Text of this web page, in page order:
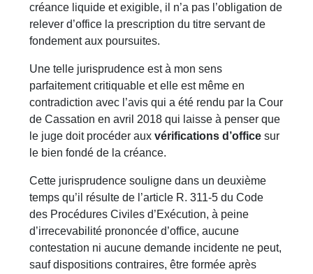
créance liquide et exigible, il n’a pas l’obligation de
relever d’office la prescription du titre servant de
fondement aux poursuites.
Une telle jurisprudence est à mon sens
parfaitement critiquable et elle est même en
contradiction avec l’avis qui a été rendu par la Cour
de Cassation en avril 2018 qui laisse à penser que
le juge doit procéder auxvérifications d’office sur
le bien fondé de la créance.
Cette jurisprudence souligne dans un deuxième
temps qu’il résulte de l’article R. 311-5 du Code
des Procédures Civiles d’Exécution, à peine
d’irrecevabilité prononcée d’office, aucune
contestation ni aucune demande incidente ne peut,
sauf dispositions contraires, être formée après